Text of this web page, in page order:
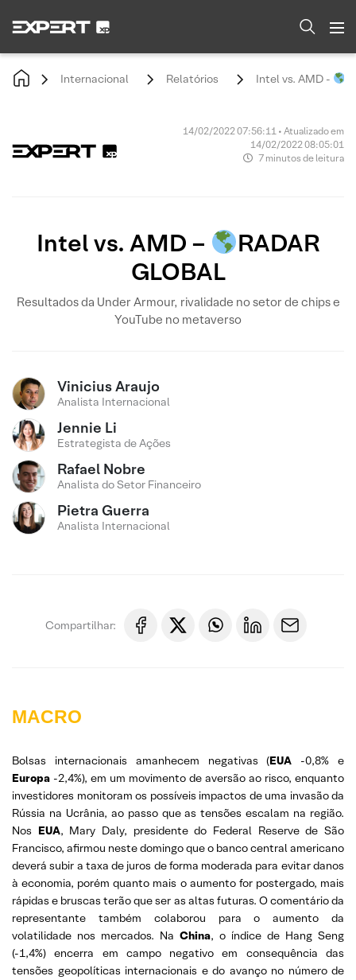
Internacional Relatórios Intel vs. AMD -
14/02/2022 07:56:11 • Atualizado em
14/02/2022 08:05:01
7 minutos de leitura
Intel vs. AMD –
RADAR
GLOBAL
Resultados da Under Armour, rivalidade no setor de chips e
YouTube no metaverso
Vinicius Araujo
Analista Internacional
Jennie Li
Estrategista de Ações
Rafael Nobre
Analista do Setor Financeiro
Pietra Guerra
Analista Internacional
Compartilhar:
MACRO
Bolsas internacionais amanhecem negativas (EUA -0,8% e
Europa -2,4%), em um movimento de aversão ao risco, enquanto
investidores monitoram os possíveis impactos de uma invasão da
Rússia na Ucrânia, ao passo que as tensões escalam na região.
Nos EUA, Mary Daly, presidente do Federal Reserve de São
Francisco, afirmou neste domingo que o banco central americano
deverá subir a taxa de juros de forma moderada para evitar danos
à economia, porém quanto mais o aumento for postergado, mais
rápidas e bruscas terão que ser as altas futuras. O comentário da
representante também colaborou para o aumento da
volatilidade nos mercados. Na China, o índice de Hang Seng
(-1,4%) encerra em campo negativo em consequência das
tensões geopolíticas internacionais e do avanço no número de